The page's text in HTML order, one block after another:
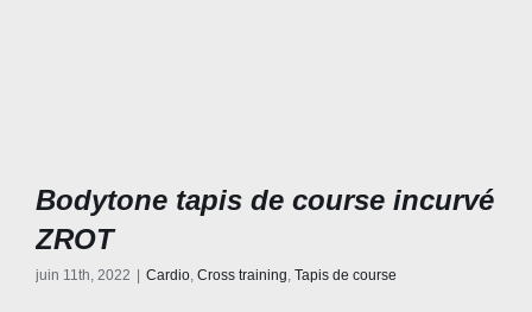
Bodytone tapis de course incurvé
ZROT
juin 11th, 2022 Cardio, Cross training, Tapis de course